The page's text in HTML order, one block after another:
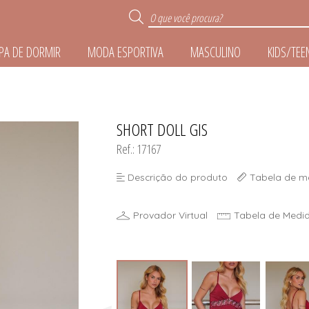
DE DORMIR MODA ESPORTIVA MASCULINO KIDS/
SHORT DOLL GIS
Ref.: 17167
Descrição do produto Tabela de
Provador Virtual Tabela de